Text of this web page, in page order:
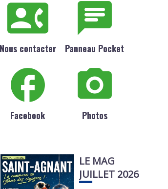
Nous contacter Panneau Pocket
Facebook Photos
LE MAG
JUILLET 2026